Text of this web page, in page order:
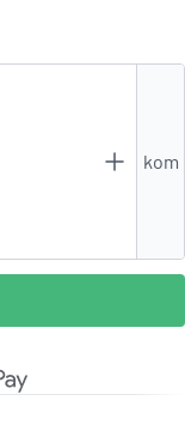
kom